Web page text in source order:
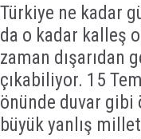
Türkiye ne kadar
da o kadar kalleş
zaman dışarıdan
çıkabiliyor. 15
önünde duvar gibi
büyük yanlış